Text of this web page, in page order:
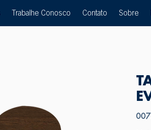
Trabalhe Conosco Contato Sobre